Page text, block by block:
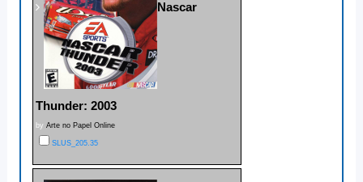
Nascar
Thunder: 2003
by Arte no Papel Online
SLUS_205.35